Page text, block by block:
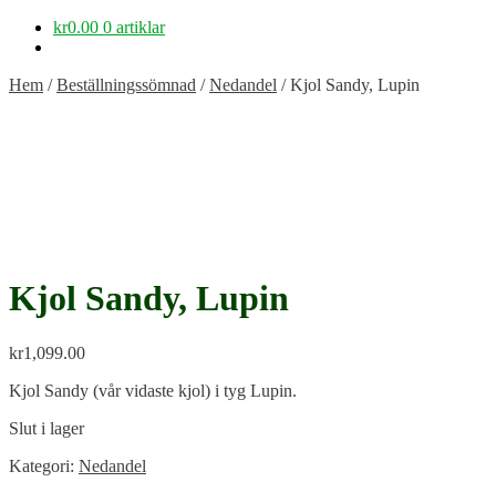
kr0.00 0 artiklar
Hem /Beställningssömnad /Nedandel /Kjol Sandy, Lupin
Kjol Sandy, Lupin
kr1,099.00
Kjol Sandy (vår vidaste kjol) i tyg Lupin.
Slut i lager
Kategori: Nedandel